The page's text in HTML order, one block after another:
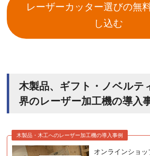
レーザーカッター選びの無
し込む
木製品、ギフト・ノベルテ
界のレーザー加工機の導入
木製品・木工へのレーザー加工機の導入事例
オンラインショ